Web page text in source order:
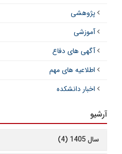
پژوهشی
آموزشی
آگهی های دفاع
اطلاعیه های مهم
اخبار دانشکده
آرشیو
سال 1405 (4)